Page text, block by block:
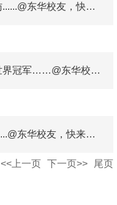
联学共建、校友畅谈会、企业走访......@东华校友，快来看看近期身边的校友会动态！
国家科技奖、上海科技奖、攀岩世界冠军……@东华校友，快来看看母校近期动态！
外滩亮灯、一院一品、企业走访......@东华校友，快来看看近期身边的校友会动态！
<<上一页 下一页>> 尾页